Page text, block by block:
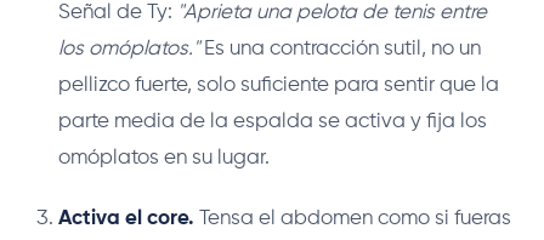
Señal de Ty: "Aprieta una pelota de tenis entre
los omóplatos."Es una contracción sutil, no un
pellizco fuerte, solo suficiente para sentir que la
parte media de la espalda se activa y fija los
omóplatos en su lugar.
Activa el core. Tensa el abdomen como si fueras